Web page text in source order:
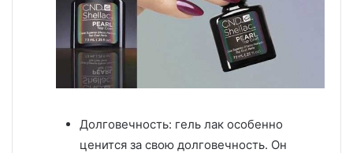
Долговечность: гель лак особенно
ценится за свою долговечность. Он